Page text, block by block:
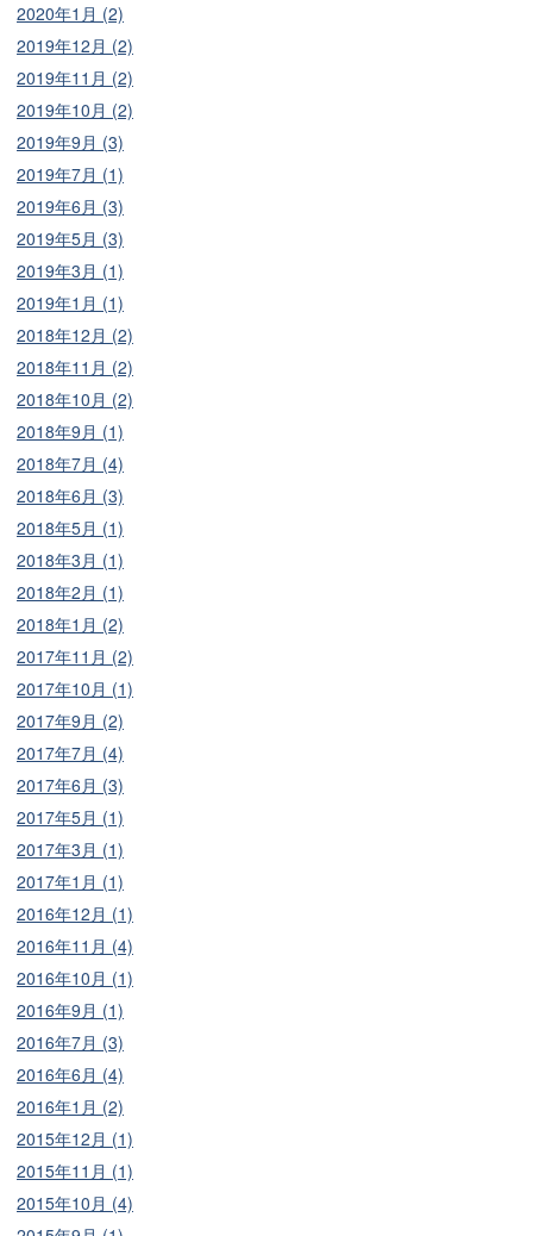
2020年1月 (2)
2019年12月 (2)
2019年11月 (2)
2019年10月 (2)
2019年9月 (3)
2019年7月 (1)
2019年6月 (3)
2019年5月 (3)
2019年3月 (1)
2019年1月 (1)
2018年12月 (2)
2018年11月 (2)
2018年10月 (2)
2018年9月 (1)
2018年7月 (4)
2018年6月 (3)
2018年5月 (1)
2018年3月 (1)
2018年2月 (1)
2018年1月 (2)
2017年11月 (2)
2017年10月 (1)
2017年9月 (2)
2017年7月 (4)
2017年6月 (3)
2017年5月 (1)
2017年3月 (1)
2017年1月 (1)
2016年12月 (1)
2016年11月 (4)
2016年10月 (1)
2016年9月 (1)
2016年7月 (3)
2016年6月 (4)
2016年1月 (2)
2015年12月 (1)
2015年11月 (1)
2015年10月 (4)